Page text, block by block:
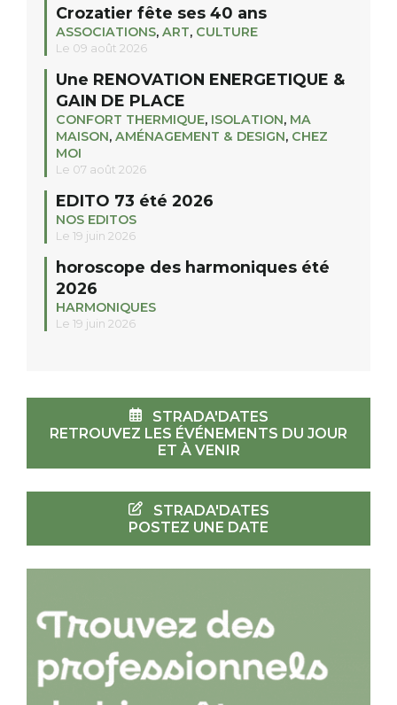
Crozatier fête ses 40 ans
ASSOCIATIONS, ART, CULTURE
Le 09 août 2026
Une RENOVATION ENERGETIQUE &
GAIN DE PLACE
CONFORT THERMIQUE, ISOLATION, MA
MAISON, AMÉNAGEMENT & DESIGN, CHEZ
MOI
Le 07 août 2026
EDITO 73 été 2026
NOS EDITOS
Le 19 juin 2026
horoscope des harmoniques été
2026
HARMONIQUES
Le 19 juin 2026
STRADA'DATES
RETROUVEZ LES ÉVÉNEMENTS DU JOUR
ET À VENIR
STRADA'DATES
POSTEZ UNE DATE